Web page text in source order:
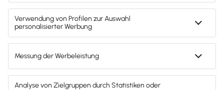
Produkten oder der Erledigung von Aufträgen
entstehen. Zum Beispiel: Materialkosten,
Fremdleistungen, eigene Arbeitsstunden und -
kosten, Fracht- und Verpackungskosten
Stelle die Ist-Daten denen der Preis- oder
Angebotskalkulation gegenüber und